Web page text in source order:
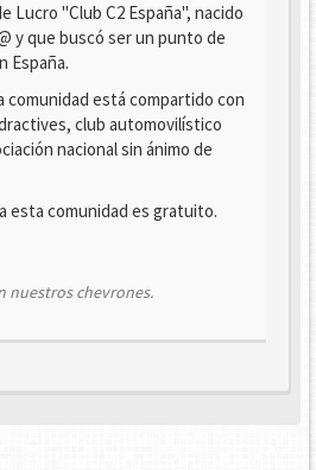
Lucro "Club C2 España", nacido
y que buscó ser un punto de
España.
comunidad está compartido con
club automovilístico
nacional sin ánimo de
esta comunidad es gratuito.
nuestros chevrones.